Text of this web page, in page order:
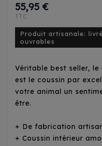
55,95 €
TTC
Produit artisanale:
ouvrables
Véritable best seller, le
est le coussin par
votre animal un
être.
+ De fabrication
+ Coussin intérieur